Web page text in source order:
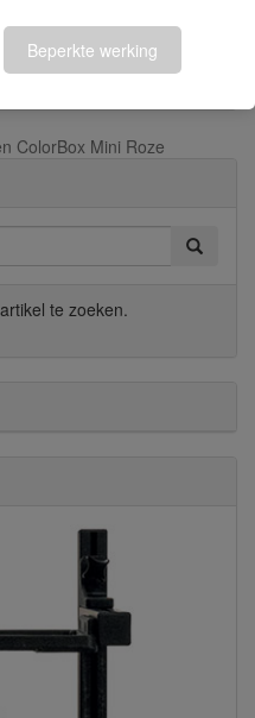
Beperkte werking
| 72x45mm
ColorBox Mini Roze
te zoeken.